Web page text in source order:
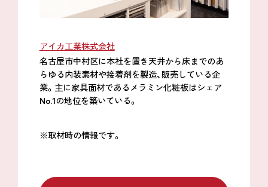
アイカ工業株式会社
名古屋市中村区に本社を置き天井から床までのあ
らゆる内装素材や接着剤を製造、販売している企
業。主に家具面材であるメラミン化粧板はシェア
No.1の地位を築いている。
※取材時の情報です。